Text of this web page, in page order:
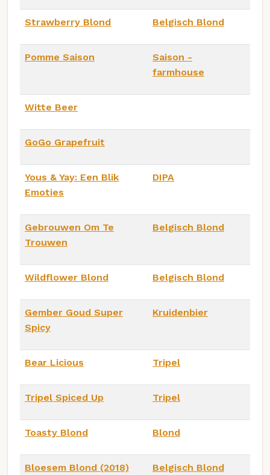
Strawberry Blond Belgisch Blond
Pomme Saison
Saison -
farmhouse
Witte Beer
GoGo Grapefruit
Yous & Yay: Een Blik
Emoties
DIPA
Gebrouwen Om Te
Trouwen
Belgisch Blond
Wildflower Blond Belgisch Blond
Gember Goud Super
Spicy
Kruidenbier
Bear Licious Tripel
Tripel Spiced Up Tripel
Toasty Blond Blond
Bloesem Blond (2018) Belgisch Blond